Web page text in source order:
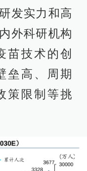
发实力和高
外科研机构
苗技术的创
垒高、周期
策限制等挑